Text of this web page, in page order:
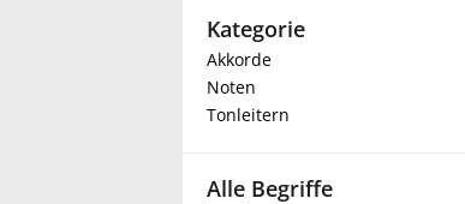
Deutsch
Español
Kategorie
Akkorde
Noten
Tonleitern
Alle Begriffe